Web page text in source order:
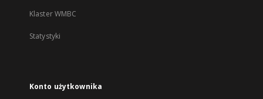
Klaster WMBC
Statystyki
Konto użytkownika